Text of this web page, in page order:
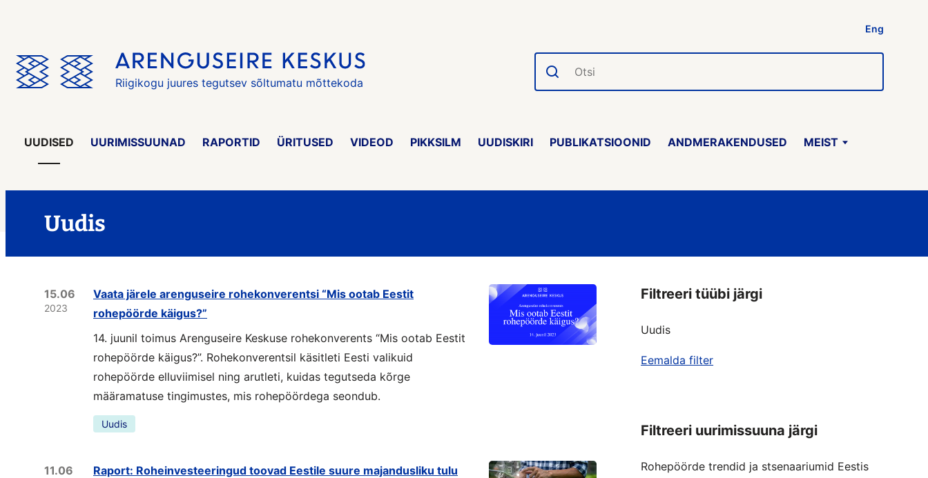
Eng
Riigikogu juures tegutsev sõltumatu mõttekoda
Otsi
UUDISED UURIMISSUUNAD RAPORTID ÜRITUSED VIDEOD PIKKSILM UUDISKIRI PUBLIKATSIOONID ANDMERAKENDUSED MEIST
Uudis
15.06
2023
Vaata järele arenguseire rohekonverentsi “Mis ootab Eestit
rohepöörde käigus?”
14. juunil toimus Arenguseire Keskuse rohekonverents “Mis ootab Eestit
rohepöörde käigus?”. Rohekonverentsil käsitleti Eesti valikuid
rohepöörde elluviimisel ning arutleti, kuidas tegutseda kõrge
määramatuse tingimustes, mis rohepöördega seondub.
Uudis
11.06
Raport: Roheinvesteeringud toovad Eestile suure majandusliku tulu
Filtreeri tüübi järgi
Uudis
Eemalda filter
Filtreeri uurimissuuna järgi
Rohepöörde trendid ja stsenaariumid Eestis